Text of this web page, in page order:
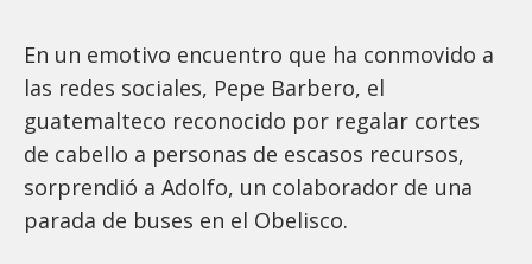
En un emotivo encuentro que ha conmovido a
las redes sociales, Pepe Barbero, el
guatemalteco reconocido por regalar cortes
de cabello a personas de escasos recursos,
sorprendió a Adolfo, un colaborador de una
parada de buses en el Obelisco.